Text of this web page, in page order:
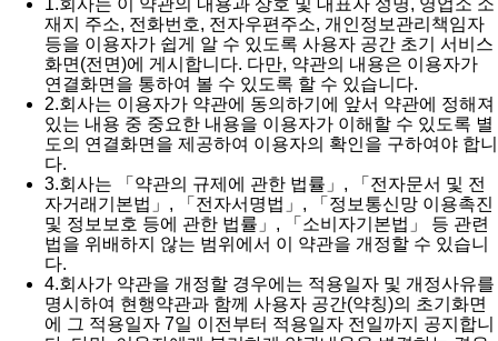
1.회사는 이 약관의 내용과 상호 및 대표자 성명, 영업소 소
재지 주소, 전화번호, 전자우편주소, 개인정보관리책임자
등을 이용자가 쉽게 알 수 있도록 사용자 공간 초기 서비스
화면(전면)에 게시합니다. 다만, 약관의 내용은 이용자가
연결화면을 통하여 볼 수 있도록 할 수 있습니다.
2.회사는 이용자가 약관에 동의하기에 앞서 약관에 정해져
있는 내용 중 중요한 내용을 이용자가 이해할 수 있도록 별
도의 연결화면을 제공하여 이용자의 확인을 구하여야 합니
다.
3.회사는 「약관의 규제에 관한 법률」, 「전자문서 및 전
자거래기본법」, 「전자서명법」, 「정보통신망 이용촉진
및 정보보호 등에 관한 법률」, 「소비자기본법」 등 관련
법을 위배하지 않는 범위에서 이 약관을 개정할 수 있습니
다.
4.회사가 약관을 개정할 경우에는 적용일자 및 개정사유를
명시하여 현행약관과 함께 사용자 공간(약칭)의 초기화면
에 그 적용일자 7일 이전부터 적용일자 전일까지 공지합니